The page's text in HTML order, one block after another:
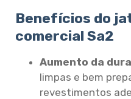
Benefícios do
comercial Sa2
Aumento da
limpas e bem
revestimentos